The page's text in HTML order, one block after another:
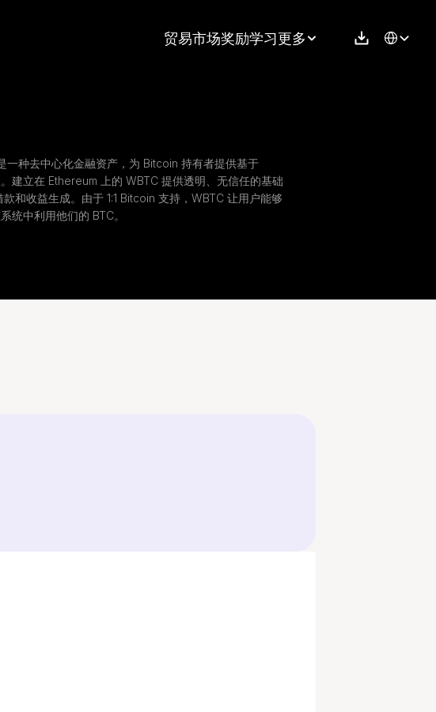
贸易市场奖励学习更多 Select
种去中心化金融资产，为 Bitcoin 持有者提供基于
建立在 Ethereum 上的 WBTC 提供透明、无信任的基础
和收益生成。由于 1:1 Bitcoin 支持，WBTC 让用户能够
统中利用他们的 BTC。